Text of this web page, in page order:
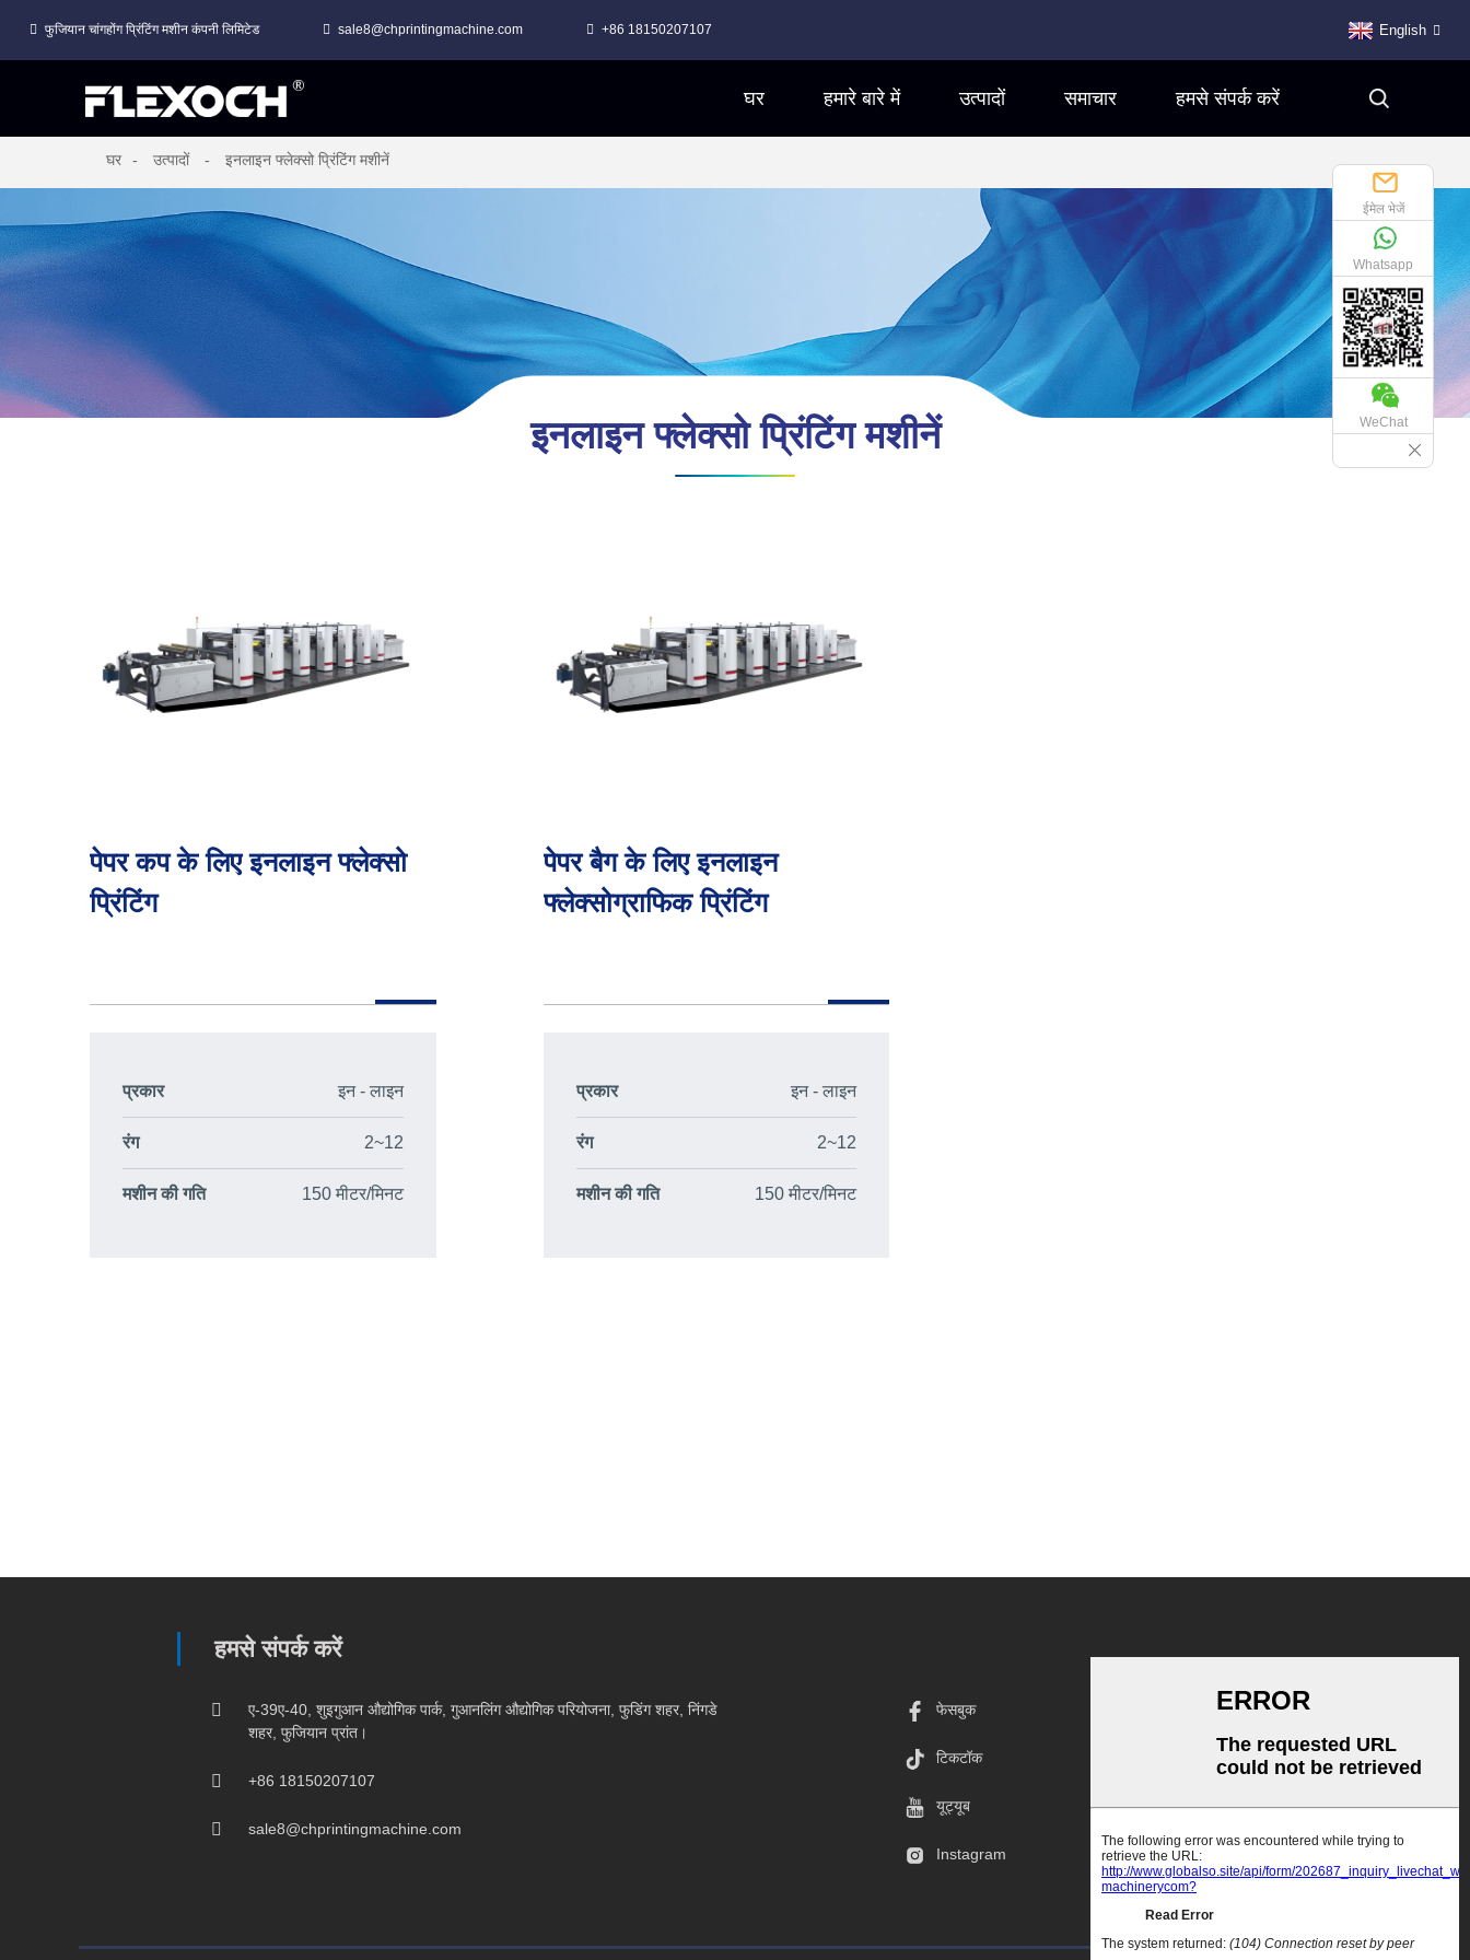
फुजियान चांगहोंग प्रिंटिंग मशीन कंपनी लिमिटेड sale8@chprintingmachine.com +86 18150207107 English
घर हमारे बारे में उत्पादों समाचार हमसे संपर्क करें
घर उत्पादों इनलाइन फ्लेक्सो प्रिंटिंग मशीनें
इनलाइन फ्लेक्सो प्रिंटिंग मशीनें
पेपर कप के लिए इनलाइन फ्लेक्सो
प्रिंटिंग
प्रकार इन - लाइन
रंग 2~12
मशीन की गति 150 मीटर/मिनट
पेपर बैग के लिए इनलाइन
फ्लेक्सोग्राफिक प्रिंटिंग
प्रकार इन - लाइन
रंग 2~12
मशीन की गति 150 मीटर/मिनट
हमसे संपर्क करें
ए-39ए-40, शुइगुआन औद्योगिक पार्क, गुआनलिंग औद्योगिक परियोजना, फुडिंग शहर, निंगडे
शहर, फुजियान प्रांत।
+86 18150207107
sale8@chprintingmachine.com
फेसबुक
टिकटॉक
यूट्यूब
Instagram
ईमेल भेजें
Whatsapp
WeChat